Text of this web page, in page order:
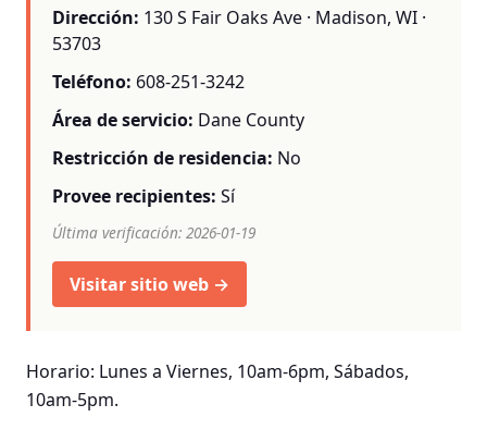
Dirección: 130 S Fair Oaks Ave · Madison, WI ·
53703
Teléfono: 608-251-3242
Área de servicio: Dane County
Restricción de residencia: No
Provee recipientes: Sí
Última verificación: 2026-01-19
Visitar sitio web →
Horario: Lunes a Viernes, 10am-6pm, Sábados,
10am-5pm.